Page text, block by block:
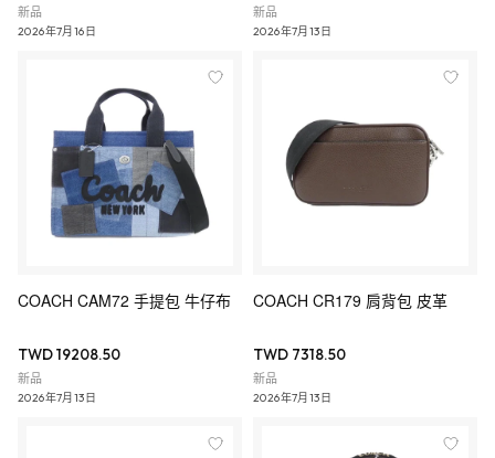
新品
2026年7月16日
新品
2026年7月13日
COACH CAM72 手提包 牛仔布
TWD 19208.50
新品
2026年7月13日
COACH CR179 肩背包 皮革
TWD 7318.50
新品
2026年7月13日